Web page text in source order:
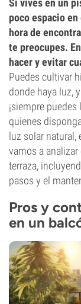
Si vives en un
poco espacio
hora de
te preocupes.
hacer y evitar
Puedes cultivar
donde haya luz,
¡siempre
quienes
luz solar natural,
vamos a
terraza,
pasos y el
Pros y
en un